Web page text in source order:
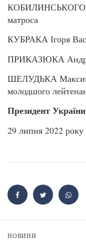
КОБИЛИНСЬКОГО
матроса
КУБРАКА Ігоря
ПРИКАЗЮКА
ШЕЛУДЬКА
молодшого
Президент
29 липня 2022 року
НОВИНИ